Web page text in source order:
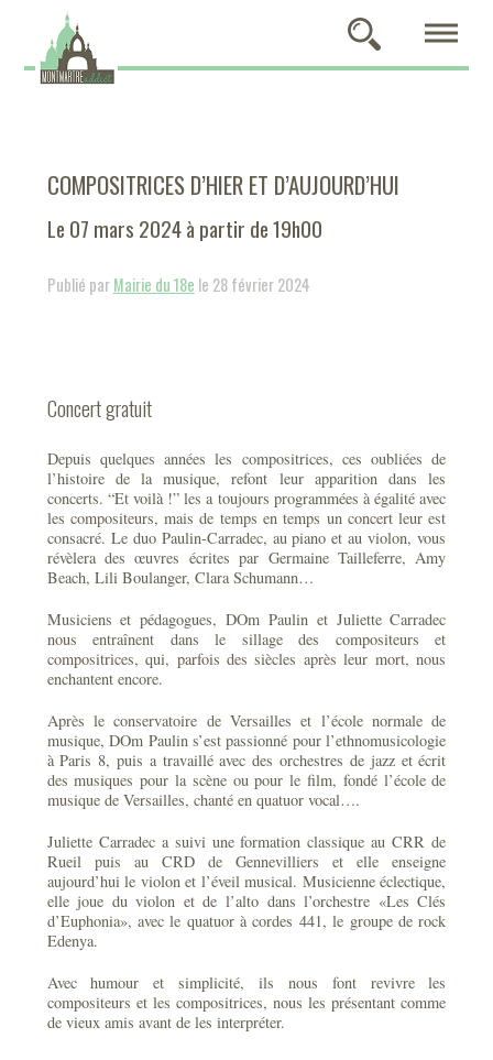
COMPOSITRICES D’HIER ET D’AUJOURD’HUI
Le 07 mars 2024 à partir de 19h00
Publié parMairie du 18e le 28 février 2024
Concert gratuit
Depuis quelques années les compositrices, ces oubliées de
l’histoire de la musique, refont leur apparition dans les
concerts. “Et voilà !” les a toujours programmées à égalité avec
les compositeurs, mais de temps en temps un concert leur est
consacré. Le duo Paulin-Carradec, au piano et au violon, vous
révèlera des œuvres écrites par Germaine Tailleferre, Amy
Beach, Lili Boulanger, Clara Schumann…
Musiciens et pédagogues, DOm Paulin et Juliette Carradec
nous entraînent dans le sillage des compositeurs et
compositrices, qui, parfois des siècles après leur mort, nous
enchantent encore.
Après le conservatoire de Versailles et l’école normale de
musique, DOm Paulin s’est passionné pour l’ethnomusicologie
à Paris 8, puis a travaillé avec des orchestres de jazz et écrit
des musiques pour la scène ou pour le film, fondé l’école de
musique de Versailles, chanté en quatuor vocal….
Juliette Carradec a suivi une formation classique au CRR de
Rueil puis au CRD de Gennevilliers et elle enseigne
aujourd’hui le violon et l’éveil musical. Musicienne éclectique,
elle joue du violon et de l’alto dans l’orchestre «Les Clés
d’Euphonia», avec le quatuor à cordes 441, le groupe de rock
Edenya.
Avec humour et simplicité, ils nous font revivre les
compositeurs et les compositrices, nous les présentant comme
de vieux amis avant de les interpréter.